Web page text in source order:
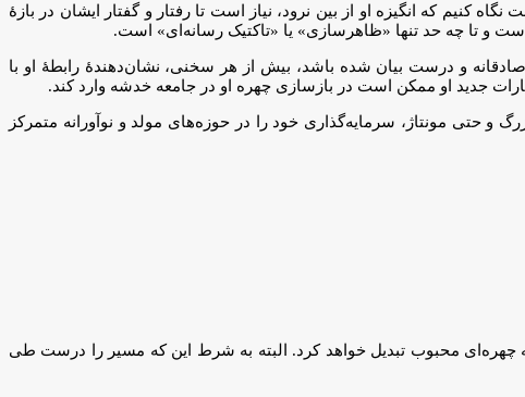
نگاه کنیم که انگیزه او از بین نرود، نیاز است تا رفتار و گفتار ایشان در بازهٔ
و تا چه حد تنها «ظاهرسازی» یا «تاکتیک رسانه‌ای» است.
و درست بیان شده باشد، بیش از هر سخنی، نشان‌دهندهٔ رابطهٔ او با
جدید او ممکن است در بازسازی چهره او در جامعه خدشه وارد کند.
بزرگ و حتی مونتاژ، سرمایه‌گذاری خود را در حوزه‌های مولد و نوآورانه متمرکز
چهره‌ای محبوب تبدیل خواهد کرد. البته به شرط این که مسیر را درست طی